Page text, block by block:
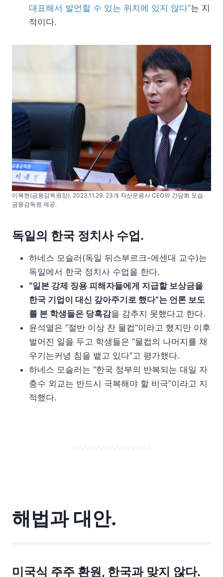
대표해서 발언할 수 있는 위치에 있지 않다”는 지
적이다.
이복현(금융감독원장). 2023.11.29. 23개 자산운용사 CEO와 간담회 모습.
금융감독원 제공.
독일의 한국 정치사 수업.
하네스 모슬러(독일 뒤스부르크-에센대 교수)는
독일에서 한국 정치사 수업을 한다.
“일본 강제 징용 피해자들에게 지급할 보상금을
한국 기업이 대신 갚아주기로 했다”는 언론 보도
를 본 학생들은 당혹감을 감추지 못했다고 한다.
윤석열은 “절반 이상 찬 물컵”이라고 했지만 이후
벌어진 일을 두고 학생들은 “물컵의 나머지를 채
우기는커녕 침을 뱉고 있다”고 평가했다.
하네스 모슬러는 “한국 정부의 반복되는 대일 자
충수 외교는 반드시 극복해야 할 비극”이라고 지
적했다.
해법과 대안.
미국식 주주 환원, 한국과 맞지 않다.